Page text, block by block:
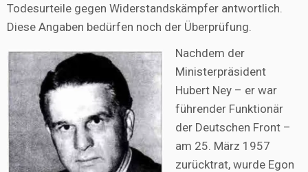
Todesurteile gegen Widerstandskämpfer antwortlich.
Diese Angaben bedürfen noch der Überprüfung.
Nachdem der
Ministerpräsident
Hubert Ney – er war
führender Funktionär
der Deutschen Front –
am 25. März 1957
zurücktrat, wurde Egon